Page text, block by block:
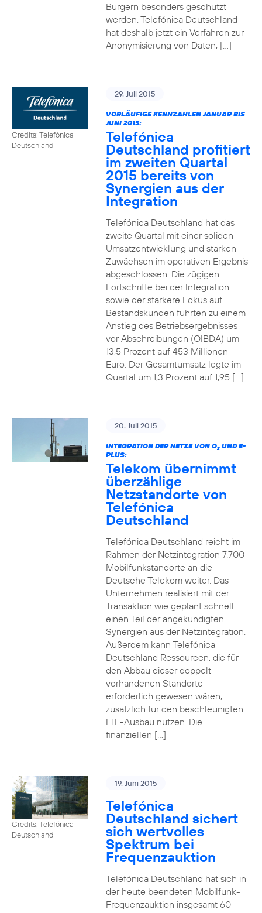
Bürgern besonders geschützt
werden. Telefónica Deutschland
hat deshalb jetzt ein Verfahren zur
Anonymisierung von Daten, […]
Credits: Telefónica
Deutschland
29. Juli 2015
VORLÄUFIGE KENNZAHLEN JANUAR BIS
JUNI 2015:
Telefónica
Deutschland profitiert
im zweiten Quartal
2015 bereits von
Synergien aus der
Integration
Telefónica Deutschland hat das
zweite Quartal mit einer soliden
Umsatzentwicklung und starken
Zuwächsen im operativen Ergebnis
abgeschlossen. Die zügigen
Fortschritte bei der Integration
sowie der stärkere Fokus auf
Bestandskunden führten zu einem
Anstieg des Betriebsergebnisses
vor Abschreibungen (OIBDA) um
13,5 Prozent auf 453 Millionen
Euro. Der Gesamtumsatz legte im
Quartal um 1,3 Prozent auf 1,95 […]
20. Juli 2015
INTEGRATION DER NETZE VON O2UND E-
PLUS:
Telekom übernimmt
überzählige
Netzstandorte von
Telefónica
Deutschland
Telefónica Deutschland reicht im
Rahmen der Netzintegration 7.700
Mobilfunkstandorte an die
Deutsche Telekom weiter. Das
Unternehmen realisiert mit der
Transaktion wie geplant schnell
einen Teil der angekündigten
Synergien aus der Netzintegration.
Außerdem kann Telefónica
Deutschland Ressourcen, die für
den Abbau dieser doppelt
vorhandenen Standorte
erforderlich gewesen wären,
zusätzlich für den beschleunigten
LTE-Ausbau nutzen. Die
finanziellen […]
Credits: Telefónica
Deutschland
19. Juni 2015
Telefónica
Deutschland sichert
sich wertvolles
Spektrum bei
Frequenzauktion
Telefónica Deutschland hat sich in
der heute beendeten Mobilfunk-
Frequenzauktion insgesamt 60